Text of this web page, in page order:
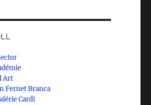
Art
Fernet Branca
Cardi